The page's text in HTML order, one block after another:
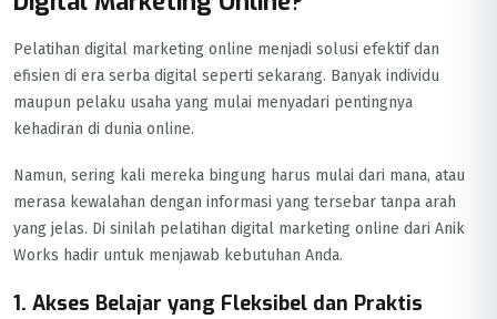
Pelatihan digital marketing online menjadi solusi efektif dan
efisien di era serba digital seperti sekarang. Banyak individu
maupun pelaku usaha yang mulai menyadari pentingnya
kehadiran di dunia online.
Namun, sering kali mereka bingung harus mulai dari mana, atau
merasa kewalahan dengan informasi yang tersebar tanpa arah
yang jelas. Di sinilah pelatihan digital marketing online dari Anik
Works hadir untuk menjawab kebutuhan Anda.
1. Akses Belajar yang Fleksibel dan Praktis